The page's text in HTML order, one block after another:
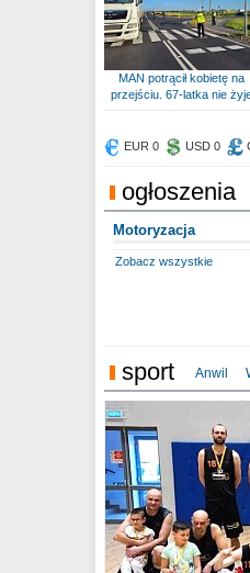
MAN potrącił kobietę na
przejściu. 67-latka nie
EUR 0 USD 0
ogłoszenia
Motoryzacja
Zobacz wszystkie
sport Anwil